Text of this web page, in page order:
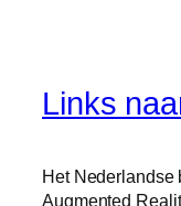
Links
Het Nederlandse
Augmented